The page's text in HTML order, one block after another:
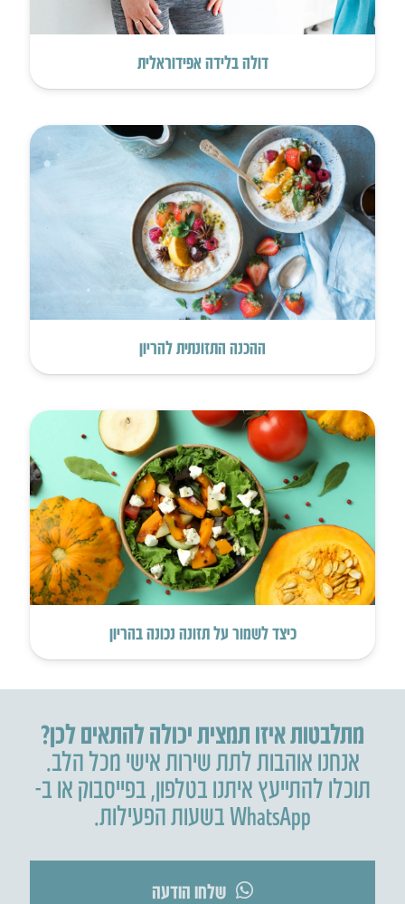
דולה בלידה אפידוראלית
ההכנה התזונתית להריון
כיצד לשמור על תזונה נכונה בהריון
מתלבטות איזו תמצית יכולה להתאים לכן?
אנחנו אוהבות לתת שירות אישי מכל הלב.
תוכלו להתייעץ איתנו בטלפון,בפייסבוק או ב-
WhatsApp בשעות הפעילות.
שלחו הודעה